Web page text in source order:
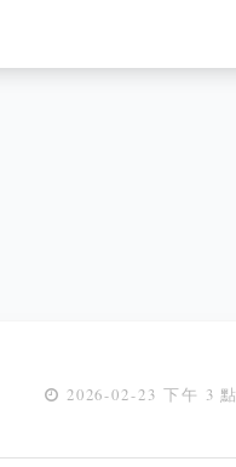
2026-02-23 下午 3 點